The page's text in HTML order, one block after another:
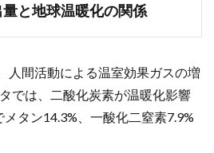
と地球温暖化の関係
人間活動による温室効果ガスの増
では、二酸化炭素が温暖化影響
タン14.3%、一酸化二窒素7.9%